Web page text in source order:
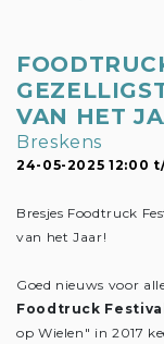
VAN HET
Breskens
24-05-2025 12:00
Bresjes Foodtruck
van het Jaar!
Goed nieuws voor
Foodtruck
op Wielen" in 2017